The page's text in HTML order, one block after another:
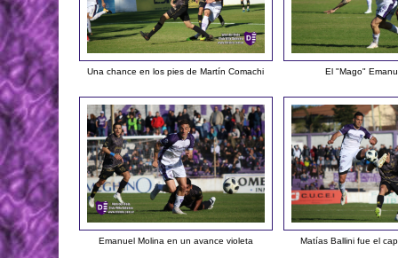
Una chance en los pies de Martín Comachi El "Mago"
Emanuel Molina en un avance violeta Matías Ballini fue el